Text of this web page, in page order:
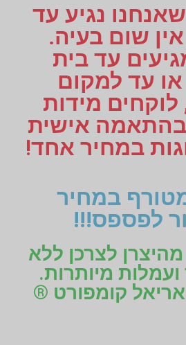
נגיע עד
שום בעיה.
עד בית
עד למקום
מידות
אישית
במחיר
לפספס!!!
לצרכן ללא
ועמלות מיותרות.
קומפורט ®